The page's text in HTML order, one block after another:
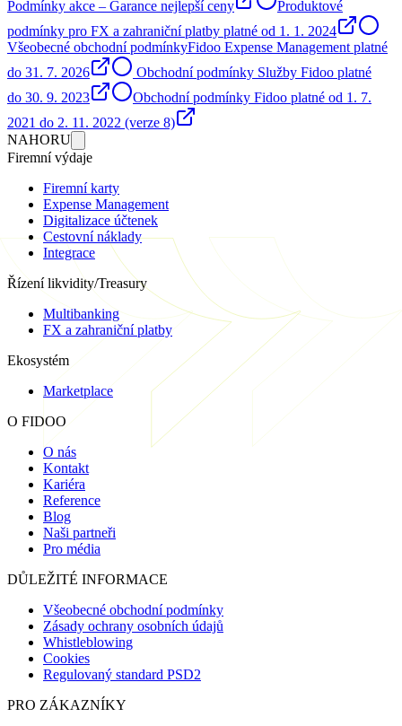
Podmínky akce – Garance nejlepší ceny
Produktové
podmínky pro FX a zahraniční platby platné od 1. 1. 2024
Všeobecné obchodní podmínkyFidoo Expense Management platné
do 31. 7. 2026
Obchodní podmínky Služby Fidoo platné
do 30. 9. 2023
Obchodní podmínky Fidoo platné od 1. 7.
2021 do 2. 11. 2022 (verze 8)
NAHORU
Firemní výdaje
Firemní karty
Expense Management
Digitalizace účtenek
Cestovní náklady
Integrace
Řízení likvidity/Treasury
Multibanking
FX a zahraniční platby
Ekosystém
Marketplace
O FIDOO
O nás
Kontakt
Kariéra
Reference
Blog
Naši partneři
Pro média
DŮLEŽITÉ INFORMACE
Všeobecné obchodní podmínky
Zásady ochrany osobních údajů
Whistleblowing
Cookies
Regulovaný standard PSD2
PRO ZÁKAZNÍKY